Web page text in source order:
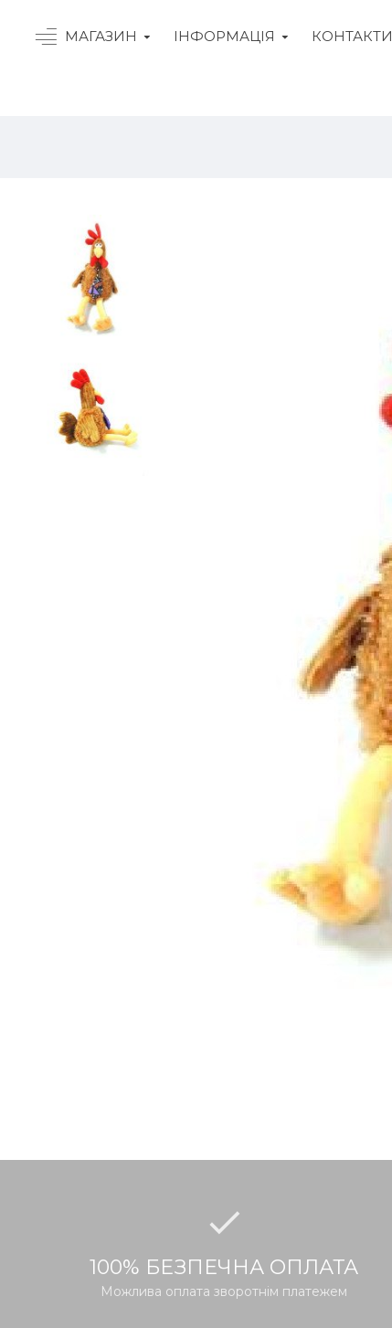
МАГАЗИН ІНФОРМАЦІЯ КОНТАКТИ
100% БЕЗПЕЧНА ОПЛАТА
Можлива оплата зворотнім платежем